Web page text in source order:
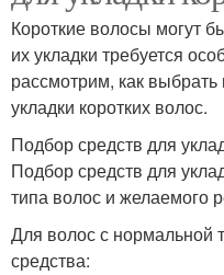
Короткие волосы могут
их укладки требуется
рассмотрим, как
укладки коротких волос.
Подбор средств для
Подбор средств для
типа волос и желаемого
Для волос с нормальной
средства: